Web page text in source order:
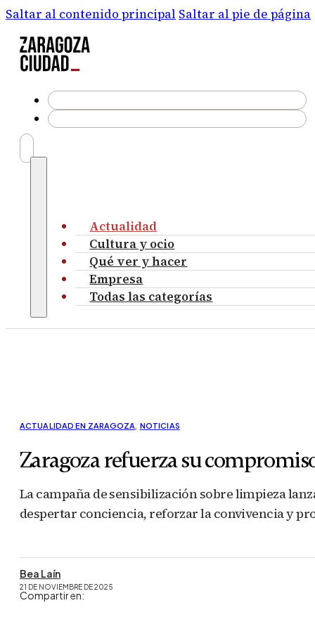
Saltar al contenido principal Saltar al pie de página
Actualidad
Cultura y ocio
Qué ver y hacer
Empresa
Todas las categorías
ACTUALIDAD EN ZARAGOZA, NOTICIAS
Zaragoza refuerza su
La campaña de sensibilización sobre limpieza
despertar conciencia, reforzar la convivencia y
Bea Laín
21 DE NOVIEMBRE DE 2025
Compartir en: